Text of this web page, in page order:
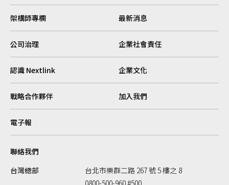
架構師專欄 最新消息
公司治理 企業社會責任
認識 Nextlink 企業文化
戰略合作夥伴 加入我們
電子報
聯絡我們
台灣總部
台北市樂群二路 267 號 5 樓之 8